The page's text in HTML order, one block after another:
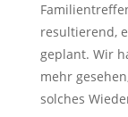
resultierend,
geplant. Wir
mehr
solches